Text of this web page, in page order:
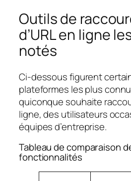
Outils de
d’URL en ligne
notés
Ci-dessous figurent
plateformes les plus
quiconque souhaite
ligne, des utilisateurs
équipes d’entreprise.
Tableau de comparaison
fonctionnalités